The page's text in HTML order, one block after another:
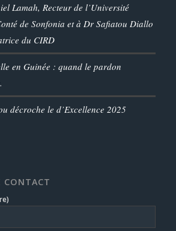
Lamah, Recteur de l’Université
de Sonfonia et à Dr Safiatou Diallo
du CIRD
en Guinée : quand le pardon
décroche le d’Excellence 2025
CONTACT